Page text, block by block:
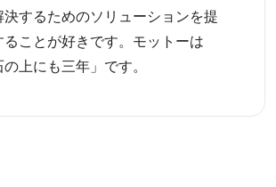
決するためのソリューションを提
ることが好きです。モットーは
の上にも三年」です。